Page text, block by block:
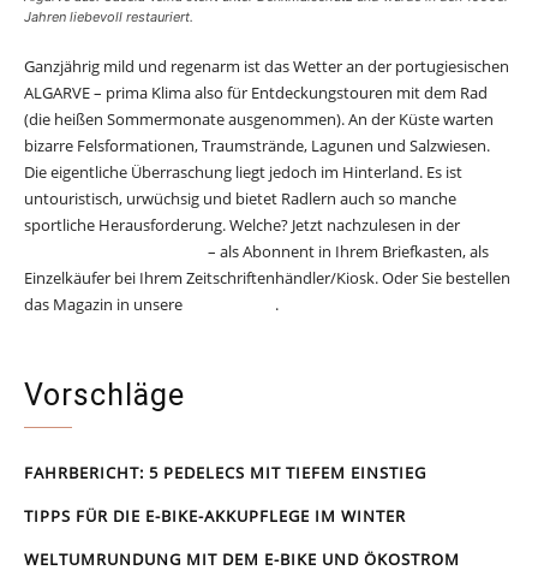
Jahren liebevoll restauriert.
Ganzjährig mild und regenarm ist das Wetter an der portugiesischen
ALGARVE – prima Klima also für Entdeckungstouren mit dem Rad
(die heißen Sommermonate ausgenommen). An der Küste warten
bizarre Felsformationen, Traumstrände, Lagunen und Salzwiesen.
Die eigentliche Überraschung liegt jedoch im Hinterland. Es ist
untouristisch, urwüchsig und bietet Radlern auch so manche
sportliche Herausforderung. Welche? Jetzt nachzulesen in der
– als Abonnent in Ihrem Briefkasten, als
Einzelkäufer bei Ihrem Zeitschriftenhändler/Kiosk. Oder Sie bestellen
das Magazin in unsere
.
Vorschläge
FAHRBERICHT: 5 PEDELECS MIT TIEFEM EINSTIEG
TIPPS FÜR DIE E-BIKE-AKKUPFLEGE IM WINTER
WELTUMRUNDUNG MIT DEM E-BIKE UND ÖKOSTROM